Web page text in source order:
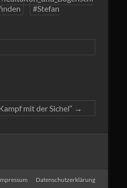
#Stefan
mit der Sichel“ →
Datenschutzerklärung